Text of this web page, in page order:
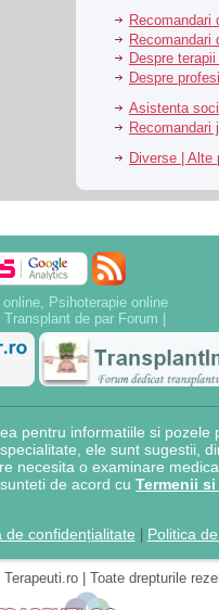
Recomandari
Recomandari
Despre
Despre
Asistenta
Recomandari
Diverse | Alte
Psihoterapie online
Transplant de par Forum
pentru informatiile si
ele sunt sugestii,
necesita o examinare
de acord cu Termenii
de confidențialitate Politica
| Toate drepturile